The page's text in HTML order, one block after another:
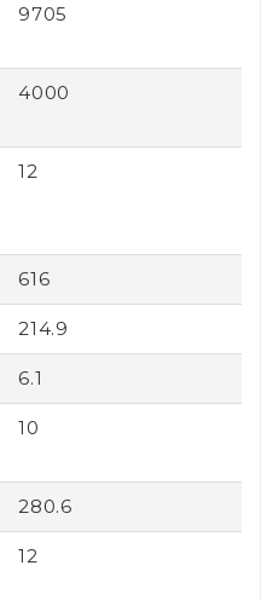
9705
4000
12
616
214.9
6.1
10
280.6
12